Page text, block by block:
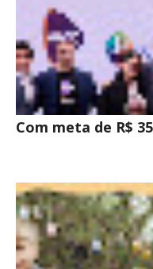
Com meta de R$